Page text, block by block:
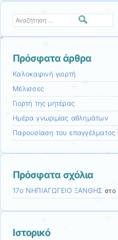
Αναζήτηση
Πρόσφατα άρθρα
Καλοκαιρινή γιορτή
Μέλισσες
Γιορτή της μητέρας
Ημέρα γνωριμίας αθλημάτων
Παρουσίαση του
Πρόσφατα σχόλια
17ο ΝΗΠΙΑΓΩΓΕΙΟ ΞΑΝΘΗΣ στο
Ιστορικό